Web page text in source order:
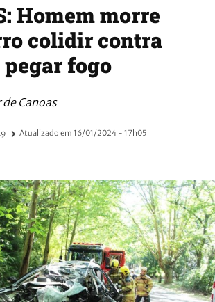
Homem morre
colidir contra
fogo
Canoas
Atualizado em 16/01/2024 - 17h05